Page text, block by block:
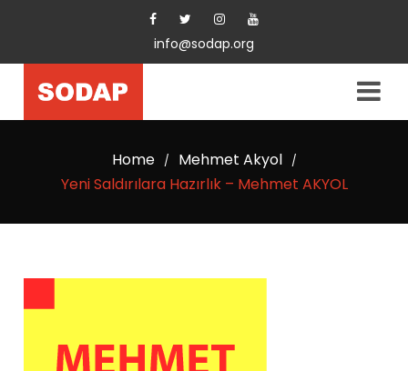
info@sodap.org
Home / Mehmet Akyol /
Yeni Saldırılara Hazırlık – Mehmet AKYOL